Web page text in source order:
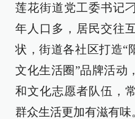
莲花街道党工委书记
年人口多，居民交往
状，街道各社区打造“
文化生活圈”品牌活动
和文化志愿者队伍，
群众生活更加有滋有味